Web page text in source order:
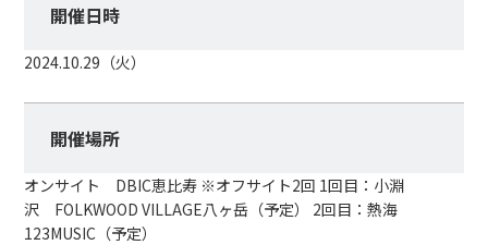
開催日時
2024.10.29（火）
開催場所
オンサイト DBIC恵比寿 ※オフサイト2回 1回目：小淵
沢 FOLKWOOD VILLAGE八ヶ岳（予定） 2回目：熱海
123MUSIC（予定）